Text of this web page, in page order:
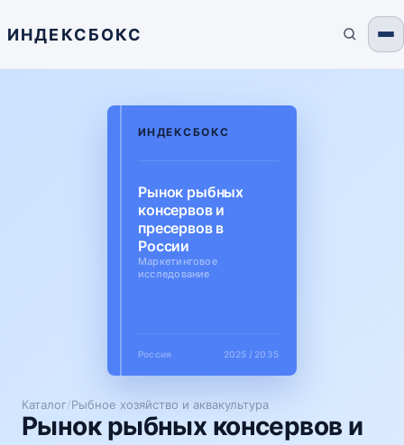
ИНДЕКСБОКС
Каталог/Рыбное хозяйство и аквакультура
Рынок рыбных консервов и
ИНДЕКСБОКС
Рынок рыбных
консервов и
пресервов в
России
Маркетинговое
исследование
Россия 2025 / 2035